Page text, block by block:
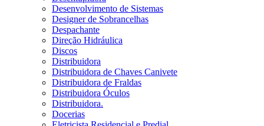
Desenvolvimento de Sistemas
Designer de Sobrancelhas
Despachante
Direção Hidráulica
Discos
Distribuidora
Distribuidora de Chaves Canivete
Distribuidora de Fraldas
Distribuidora Óculos
Distribuidora.
Docerias